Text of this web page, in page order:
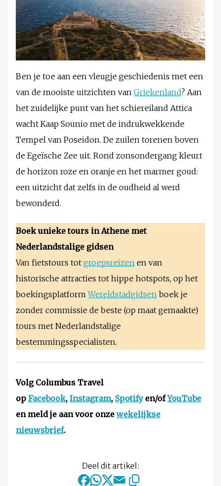
Ben je toe aan een vleugje geschiedenis met een
van de mooiste uitzichten van Griekenland? Aan
het zuidelijke punt van het schiereiland Attica
wacht Kaap Sounio met de indrukwekkende
Tempel van Poseidon. De zuilen torenen boven
de Egeïsche Zee uit. Rond zonsondergang kleurt
de horizon roze en oranje en het marmer goud:
een uitzicht dat zelfs in de oudheid al werd
bewonderd.
Boek unieke tours in Athene met
Nederlandstalige gidsen
Van fietstours tot groepsreizen en van
historische attracties tot hippe hotspots, op het
boekingsplatformWereldstadgidsen boek je
zonder commissie de beste (op maat gemaakte)
tours met Nederlandstalige
bestemmingsspecialisten.
Volg Columbus Travel
op Facebook, Instagram, Spotifyen/ofYouTube
en meld je aan voor onze wekelijkse
nieuwsbrief.
Deel dit artikel: